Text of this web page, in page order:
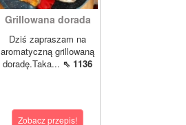
Grillowana dorada
Dziś zapraszam na
aromatyczną grillowaną
doradę.Taka... ⇖ 1136
Zobacz przepis!